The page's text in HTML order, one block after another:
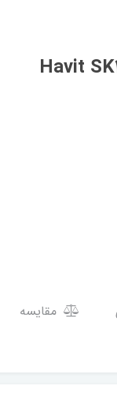
مقایسه